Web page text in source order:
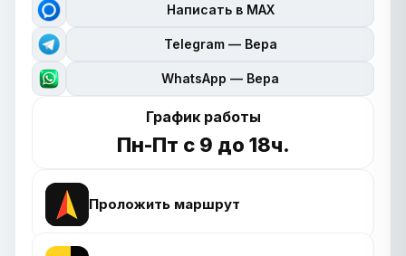
Написать в MAX
Telegram — Вера
WhatsApp — Вера
График работы
Пн-Пт с 9 до 18ч.
Проложить маршрут